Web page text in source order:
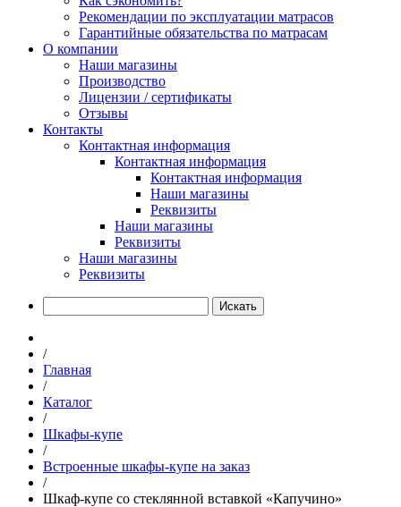
Рекомендации по эксплуатации матрасов
Гарантийные обязательства по матрасам
О компании
Наши магазины
Производство
Лицензии / сертификаты
Отзывы
Контакты
Контактная информация
Контактная информация
Контактная информация
Наши магазины
Реквизиты
Наши магазины
Реквизиты
Наши магазины
Реквизиты
Искать
/
Главная
/
Каталог
/
Шкафы-купе
/
Встроенные шкафы-купе на заказ
/
Шкаф-купе со стеклянной вставкой «Капучино»